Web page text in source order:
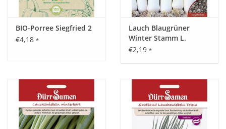
BIO-Porree Siegfried 2
€4,18 *
Lauch Blaugrüner
Winter Stamm L.
€2,19 *